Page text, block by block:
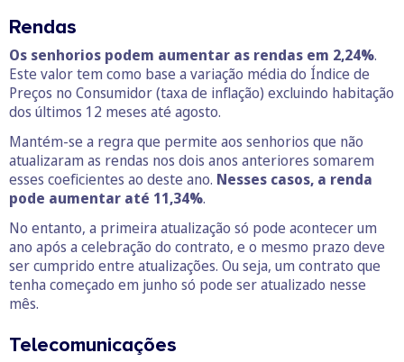
Rendas
Os senhorios podem aumentar as rendas em 2,24%.
Este valor tem como base a variação média do Índice de
Preços no Consumidor (taxa de inflação) excluindo habitação
dos últimos 12 meses até agosto.
Mantém-se a regra que permite aos senhorios que não
atualizaram as rendas nos dois anos anteriores somarem
esses coeficientes ao deste ano. Nesses casos, a renda
pode aumentar até 11,34%.
No entanto, a primeira atualização só pode acontecer um
ano após a celebração do contrato, e o mesmo prazo deve
ser cumprido entre atualizações. Ou seja, um contrato que
tenha começado em junho só pode ser atualizado nesse
mês.
Telecomunicações